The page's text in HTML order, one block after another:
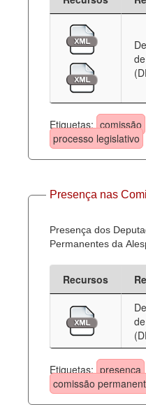
Etiquetas: comissão
processo legislativo
Presença nas
Presença dos
Permanentes da
Recursos
Etiquetas: presença
comissão